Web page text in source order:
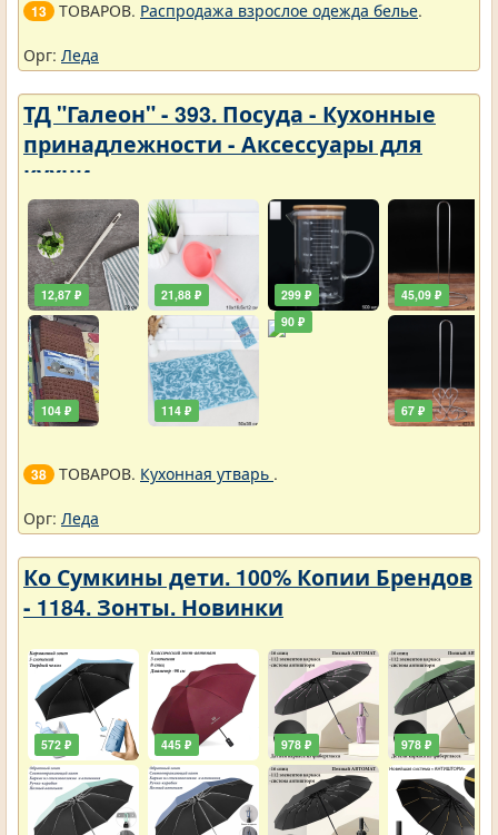
13 ТОВАРОВ. Распродажа взрослое одежда белье.
Орг: Леда
ТД "Галеон" - 393. Посуда - Кухонные
принадлежности - Аксессуары для
кухни
12,87 ₽
104 ₽
21,88 ₽
114 ₽
299 ₽
90 ₽
45,09 ₽
67 ₽
38 ТОВАРОВ. Кухонная утварь .
Орг: Леда
Ко Сумкины дети. 100% Копии Брендов
- 1184. Зонты. Новинки
572 ₽ 445 ₽ 978 ₽ 978 ₽